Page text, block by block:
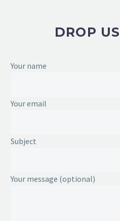
DROP
Your name
Your email
Subject
Your message (optional)